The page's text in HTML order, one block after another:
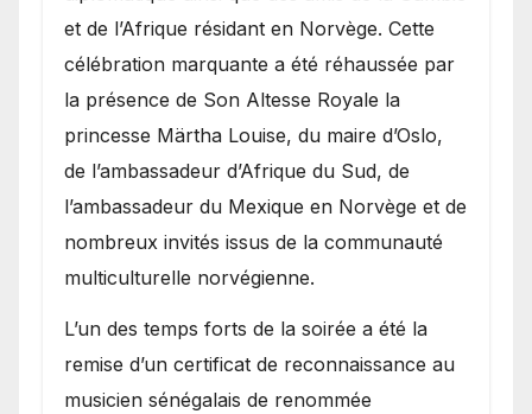
et de l’Afrique résidant en Norvège. Cette
célébration marquante a été réhaussée par
la présence de Son Altesse Royale la
princesse Märtha Louise, du maire d’Oslo,
de l’ambassadeur d’Afrique du Sud, de
l’ambassadeur du Mexique en Norvège et de
nombreux invités issus de la communauté
multiculturelle norvégienne.
​L’un des temps forts de la soirée a été la
remise d’un certificat de reconnaissance au
musicien sénégalais de renommée